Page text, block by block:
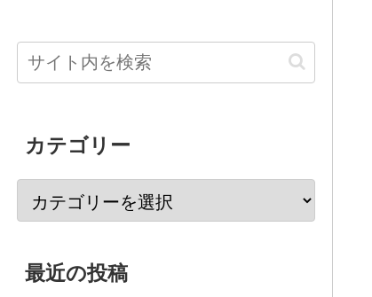
カテゴリー
最近の投稿